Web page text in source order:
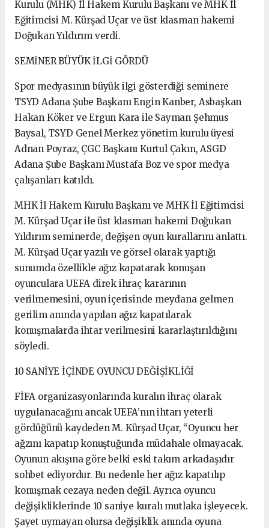
Kurulu (MHK) İl Hakem Kurulu Başkanı ve MHK İl
Eğitimcisi M. Kürşad Uçar ve üst klasman hakemi
Doğukan Yıldırım verdi.
SEMİNER BÜYÜK İLGİ GÖRDÜ
Spor medyasının büyük ilgi gösterdiği seminere
TSYD Adana Şube Başkanı Engin Kanber, Asbaşkan
Hakan Köker ve Ergun Kara ile Sayman Şehmus
Baysal, TSYD Genel Merkez yönetim kurulu üyesi
Adnan Poyraz, ÇGC Başkanı Kurtul Çakın, ASGD
Adana Şube Başkanı Mustafa Boz ve spor medya
çalışanları katıldı.
MHK İl Hakem Kurulu Başkanı ve MHK İl Eğitimcisi
M. Kürşad Uçar ile üst klasman hakemi Doğukan
Yıldırım seminerde, değişen oyun kurallarını anlattı.
M. Kürşad Uçar yazılı ve görsel olarak yaptığı
sunumda özellikle ağız kapatarak konuşan
oyunculara UEFA direk ihraç kararının
verilmemesini, oyun içerisinde meydana gelmen
gerilim anında yapılan ağız kapatılarak
konuşmalarda ihtar verilmesini kararlaştırıldığını
söyledi.
10 SANİYE İÇİNDE OYUNCU DEĞİŞİKLİĞİ
FİFA organizasyonlarında kuralın ihraç olarak
uygulanacağını ancak UEFA’nın ihtarı yeterli
gördüğünü kaydeden M. Kürşad Uçar, “Oyuncu her
ağzını kapatıp konuştuğunda müdahale olmayacak.
Oyunun akışına göre belki eski takım arkadaşıdır
sohbet ediyordur. Bu nedenle her ağız kapatılıp
konuşmak cezaya neden değil. Ayrıca oyuncu
değişikliklerinde 10 saniye kuralı mutlaka işleyecek.
Şayet uymayan olursa değişiklik anında oyuna